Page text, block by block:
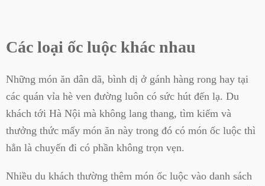
Các loại ốc luộc khác nhau
Những món ăn dân dã, bình dị ở gánh hàng rong hay tại
các quán vỉa hè ven đường luôn có sức hút đến lạ. Du
khách tới Hà Nội mà không lang thang, tìm kiếm và
thưởng thức mấy món ăn này trong đó có món ốc luộc thì
hẳn là chuyến đi có phần không trọn vẹn.
Nhiều du khách thường thêm món ốc luộc vào danh sách